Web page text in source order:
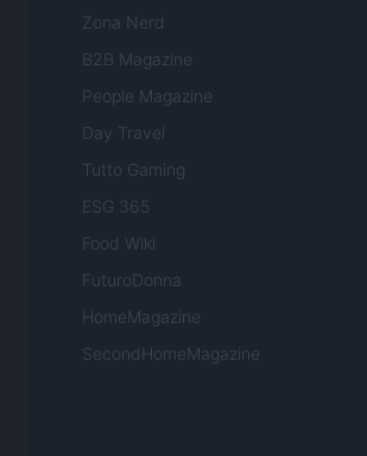
Zona Nerd
B2B Magazine
People Magazine
Day Travel
Tutto Gaming
ESG 365
Food Wiki
FuturoDonna
HomeMagazine
SecondHomeMagazine